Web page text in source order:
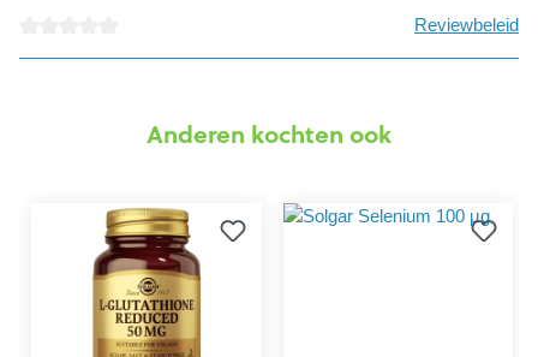
Reviewbeleid
Anderen kochten ook